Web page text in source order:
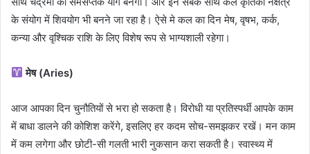
के संयोग में शिवयोग भी बनने जा रहा है। ऐसे मे कल का दिन मेष, वृषभ, कर्क,
कन्या और वृश्चिक राशि के लिए विशेष रूप से भाग्यशाली रहेगा।
मेष (Aries)
आज आपका दिन चुनौतियों से भरा हो सकता है। विरोधी या प्रतिस्पर्धी आपके काम
में बाधा डालने की कोशिश करेंगे, इसलिए हर कदम सोच-समझकर रखें। मन काम
में कम लगेगा और छोटी-सी गलती भारी नुकसान करा सकती है। स्वास्थ्य में